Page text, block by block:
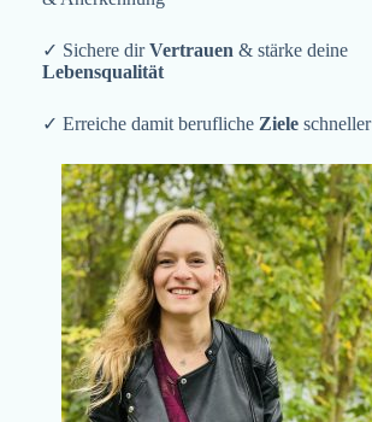
✓ Sichere dirVertrauen & stärke deine
Lebensqualität
✓ Erreiche damit berufliche Ziele schneller